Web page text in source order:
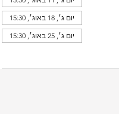
יום ג׳, 18 באוג׳, 15:30
יום ג׳, 25 באוג׳, 15:30